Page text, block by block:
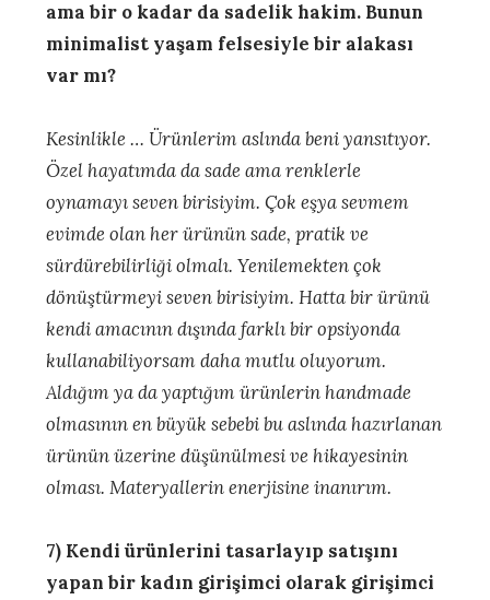
ama bir o kadar da sadelik hakim. Bunun
minimalist yaşam felsesiyle bir alakası
var mı?
Kesinlikle … Ürünlerim aslında beni yansıtıyor.
Özel hayatımda da sade ama renklerle
oynamayı seven birisiyim. Çok eşya sevmem
evimde olan her ürünün sade, pratik ve
sürdürebilirliği olmalı. Yenilemekten çok
dönüştürmeyi seven birisiyim. Hatta bir ürünü
kendi amacının dışında farklı bir opsiyonda
kullanabiliyorsam daha mutlu oluyorum.
Aldığım ya da yaptığım ürünlerin handmade
olmasının en büyük sebebi bu aslında hazırlanan
ürünün üzerine düşünülmesi ve hikayesinin
olması. Materyallerin enerjisine inanırım.
7) Kendi ürünlerini tasarlayıp satışını
yapan bir kadın girişimci olarak girişimci